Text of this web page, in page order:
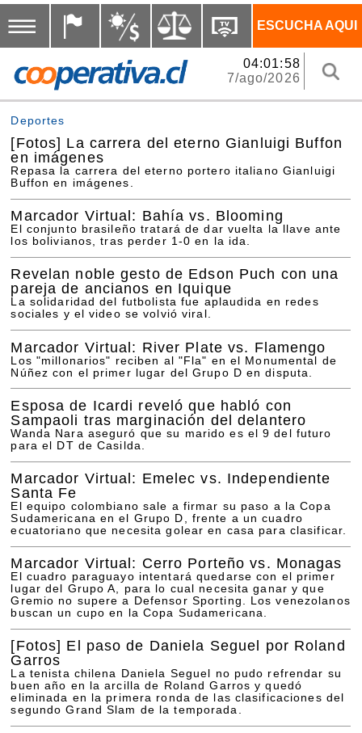
ESCUCHA AQUI
04:01:58
7/ago/2026
Deportes
[Fotos] La carrera del eterno Gianluigi Buffon
en imágenes
Repasa la carrera del eterno portero italiano Gianluigi
Buffon en imágenes.
Marcador Virtual: Bahía vs. Blooming
El conjunto brasileño tratará de dar vuelta la llave ante
los bolivianos, tras perder 1-0 en la ida.
Revelan noble gesto de Edson Puch con una
pareja de ancianos en Iquique
La solidaridad del futbolista fue aplaudida en redes
sociales y el video se volvió viral.
Marcador Virtual: River Plate vs. Flamengo
Los "millonarios" reciben al "Fla" en el Monumental de
Núñez con el primer lugar del Grupo D en disputa.
Esposa de Icardi reveló que habló con
Sampaoli tras marginación del delantero
Wanda Nara aseguró que su marido es el 9 del futuro
para el DT de Casilda.
Marcador Virtual: Emelec vs. Independiente
Santa Fe
El equipo colombiano sale a firmar su paso a la Copa
Sudamericana en el Grupo D, frente a un cuadro
ecuatoriano que necesita golear en casa para clasificar.
Marcador Virtual: Cerro Porteño vs. Monagas
El cuadro paraguayo intentará quedarse con el primer
lugar del Grupo A, para lo cual necesita ganar y que
Gremio no supere a Defensor Sporting. Los venezolanos
buscan un cupo en la Copa Sudamericana.
[Fotos] El paso de Daniela Seguel por Roland
Garros
La tenista chilena Daniela Seguel no pudo refrendar su
buen año en la arcilla de Roland Garros y quedó
eliminada en la primera ronda de las clasificaciones del
segundo Grand Slam de la temporada.